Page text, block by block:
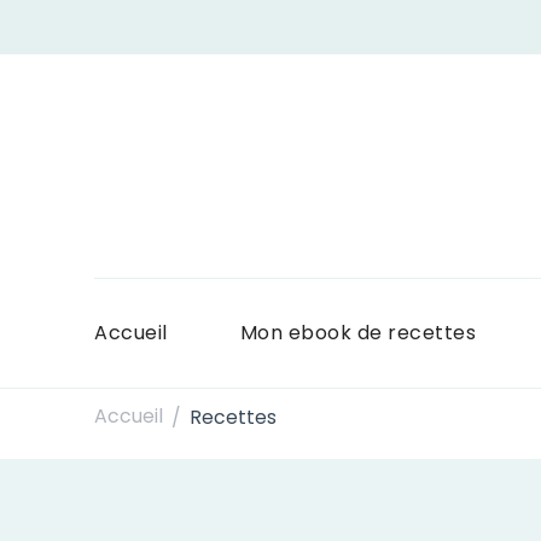
Accueil Mon ebook de recettes
Accueil / Recettes